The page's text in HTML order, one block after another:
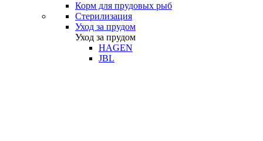
Корм для прудовых рыб
Стерилизация
Уход за прудом
Уход за прудом
HAGEN
JBL